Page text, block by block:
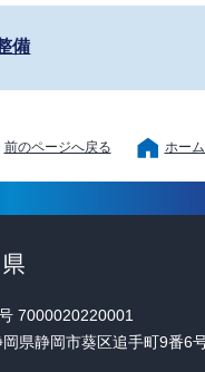
備
前のページへ戻る ホー
7000020220001
県静岡市葵区追手町9番6